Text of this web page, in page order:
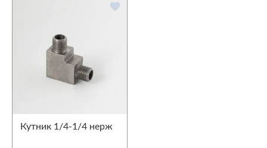
favorite
Кутник 1/4-1/4 нерж